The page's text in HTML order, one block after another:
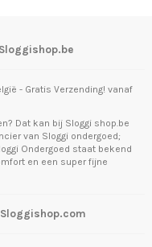
- Gratis Verzending! vanaf
Dat kan bij Sloggi shop.be
van Sloggi ondergoed;
Ondergoed staat bekend
en een super fijne